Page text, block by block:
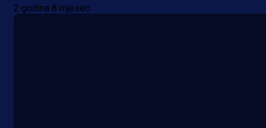
2 godina 8 mjesec